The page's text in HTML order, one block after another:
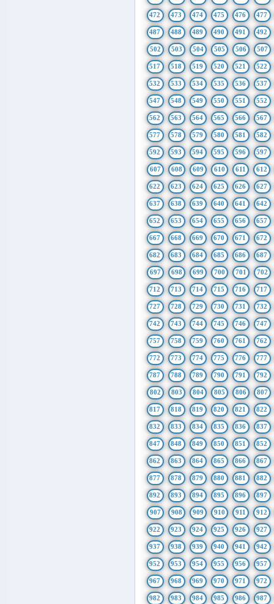
472 473 474 475 476 477
487 488 489 490 491 492
502 503 504 505 506 507
517 518 519 520 521 522
532 533 534 535 536 537
547 548 549 550 551 552
562 563 564 565 566 567
577 578 579 580 581 582
592 593 594 595 596 597
607 608 609 610 611 612
622 623 624 625 626 627
637 638 639 640 641 642
652 653 654 655 656 657
667 668 669 670 671 672
682 683 684 685 686 687
697 698 699 700 701 702
712 713 714 715 716 717
727 728 729 730 731 732
742 743 744 745 746 747
757 758 759 760 761 762
772 773 774 775 776 777
787 788 789 790 791 792
802 803 804 805 806 807
817 818 819 820 821 822
832 833 834 835 836 837
847 848 849 850 851 852
862 863 864 865 866 867
877 878 879 880 881 882
892 893 894 895 896 897
907 908 909 910 911 912
922 923 924 925 926 927
937 938 939 940 941 942
952 953 954 955 956 957
967 968 969 970 971 972
982 983 984 985 986 987